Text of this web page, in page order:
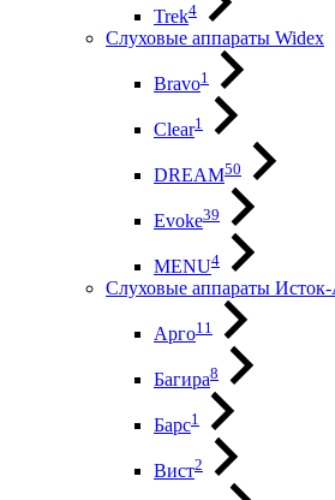
Trek4
Слуховые аппараты Widex
Bravo1
Clear1
DREAM50
Evoke39
MENU4
Слуховые аппараты
Арго11
Багира8
Барс1
Вист2